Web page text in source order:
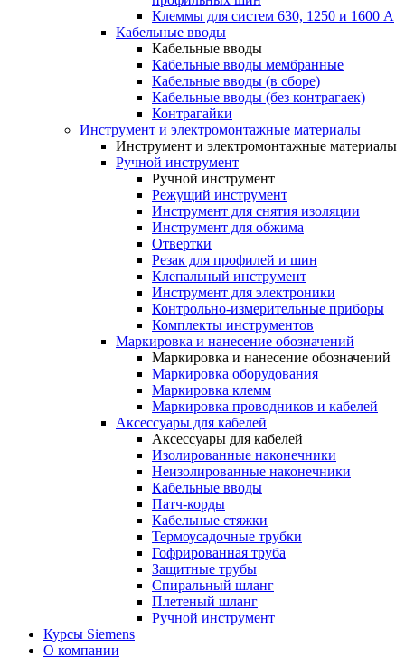
Клеммы для систем 630, 1250 и 1600 А
Кабельные вводы
Кабельные вводы
Кабельные вводы мембранные
Кабельные вводы (в сборе)
Кабельные вводы (без контрагаек)
Контрагайки
Инструмент и электромонтажные материалы
Инструмент и электромонтажные материалы
Ручной инструмент
Ручной инструмент
Режущий инструмент
Инструмент для снятия изоляции
Инструмент для обжима
Отвертки
Резак для профилей и шин
Клепальный инструмент
Инструмент для электроники
Контрольно-измерительные приборы
Комплекты инструментов
Маркировка и нанесение обозначений
Маркировка и нанесение обозначений
Маркировка оборудования
Маркировка клемм
Маркировка проводников и кабелей
Аксессуары для кабелей
Аксессуары для кабелей
Изолированные наконечники
Неизолированные наконечники
Кабельные вводы
Патч-корды
Кабельные стяжки
Термоусадочные трубки
Гофрированная труба
Защитные трубы
Спиральный шланг
Плетеный шланг
Ручной инструмент
Курсы Siemens
О компании